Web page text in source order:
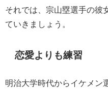
それでは、宗山塁選手の彼
ていきましょう。
恋愛よりも練習
明治大学時代からイケメン